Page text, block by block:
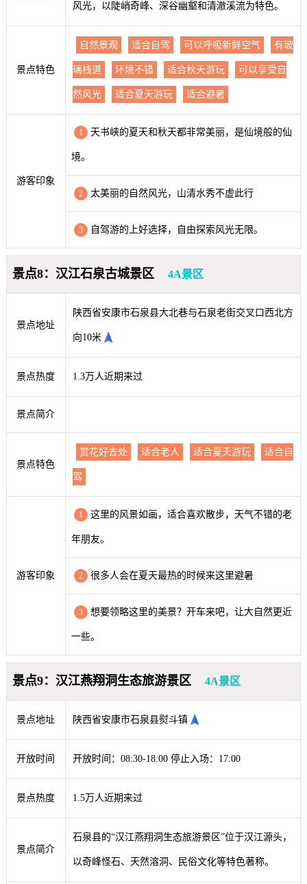
风光，以陡峭奇峰、深谷幽壑和清澈溪流为特色。
景点特色
自然景观 适合自驾 可以呼吸新鲜空气 有玻
璃栈道 环境不错 适合秋天游玩 可以享受自
然风光 适合夏天游玩 适合避暑
游客印象
1 天书峡的夏天和秋天都非常美丽，是仙境般的仙
境。
2 太美丽的自然风光，山清水秀不虚此行
3 自驾游的上好选择，自由探索风光无限。
景点8：汉江石泉古城景区 4A景区
景点地址
陕西省安康市石泉县大北巷与石泉老街交叉口西北方
向10米
景点热度 1.3万人近期来过
景点简介
景点特色
赏花好去处 适合老人 适合夏天游玩 适合自
驾
游客印象
1 这里的风景如画，适合喜欢散步，天气不错的老
年朋友。
2 很多人会在夏天最热的时候来这里避暑
3 想要领略这里的美景？开车来吧，让大自然更近
一些。
景点9：汉江燕翔洞生态旅游景区 4A景区
景点地址 陕西省安康市石泉县熨斗镇
开放时间 开放时间：08:30-18:00 停止入场：17:00
景点热度 1.5万人近期来过
景点简介
石泉县的“汉江燕翔洞生态旅游景区”位于汉江源头，
以奇峰怪石、天然溶洞、民俗文化等特色著称。